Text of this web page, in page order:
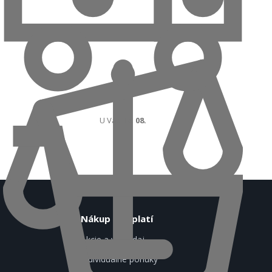
U Vás 18. 08.
Nákup sa oplatí
Akcie a výpredaj
Individuálne ponuky